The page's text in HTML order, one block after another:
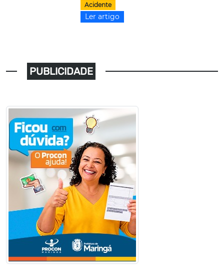
Acidente
Ler artigo
PUBLICIDADE